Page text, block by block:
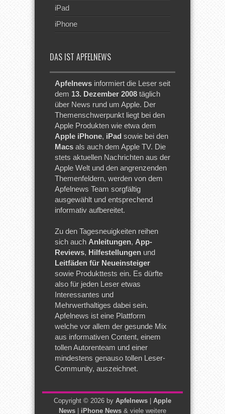
iPad
iPhone
DAS IST APFELNEWS
Apfelnews informiert die Leser seit
dem 13. Dezember 2008 täglich
über News rund um Apple. Der
Themenschwerpunkt liegt bei den
Apple Produkten wie etwa dem
Apple iPhone, iPad sowie bei den
Macs als auch dem Apple TV. Die
stets aktuellen Nachrichten aus der
Apple Welt und den angrenzenden
Themenfeldern, werden von dem
Apfelnews Team sorgfältig
ausgewählt und entsprechend
informativ aufbereitet.
Zu den Tagesneuigkeiten reihen
sich auch Anleitungen, App-
Reviews, Hilfestellungen und
Leitfäden für Neueinsteiger
sowie Produkttests ein. Es dürfte
also für jeden Leser etwas
Interessantes und
Mehrwerthaltiges dabei sein.
Apfelnews ist eine Plattform
welche vor allem der gesunde Mix
aus informativen Content, einem
tollen Autorenteam und einer
mindestens genauso tollen Leser-
Community, auszeichnet.
Copyright © 2026 by Apfelnews
Apple
News
iPhone News & viele weitere